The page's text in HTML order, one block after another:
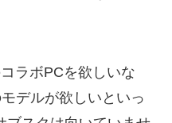
ラボPCを欲しいな
デルが欲しいといっ